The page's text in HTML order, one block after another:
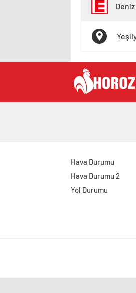
Hava Durumu
Hava Durumu 2
Yol Durumu